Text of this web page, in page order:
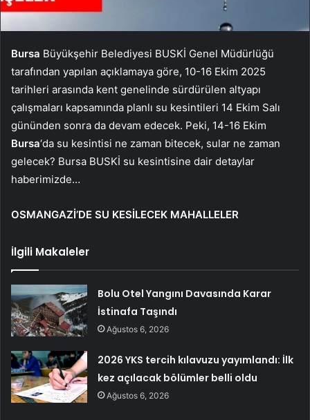
Bursa Büyükşehir Belediyesi BUSKİ Genel Müdürlüğü
tarafından yapılan açıklamaya göre, 10-16 Ekim 2025
tarihleri arasında kent genelinde sürdürülen altyapı
çalışmaları kapsamında planlı su kesintileri 14 Ekim Salı
gününden sonra da devam edecek. Peki, 14-16 Ekim
Bursa‘da su kesintisi ne zaman bitecek, sular ne zaman
gelecek? Bursa BUSKİ su kesintisine dair detaylar
haberimizde…
OSMANGAZİ’DE SU KESİLECEK MAHALLELER
İlgili Makaleler
Bolu Otel Yangını Davasında Karar
İstinafa Taşındı
Ağustos 6, 2026
2026 YKS tercih kılavuzu yayımlandı: İlk
kez açılacak bölümler belli oldu
Ağustos 6, 2026